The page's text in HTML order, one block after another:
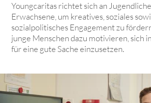
Youngcaritas richtet sich an
Erwachsene, um kreatives, soziales
sozialpolitisches Engagement zu
junge Menschen dazu motivieren, sich
für eine gute Sache einzusetzen.